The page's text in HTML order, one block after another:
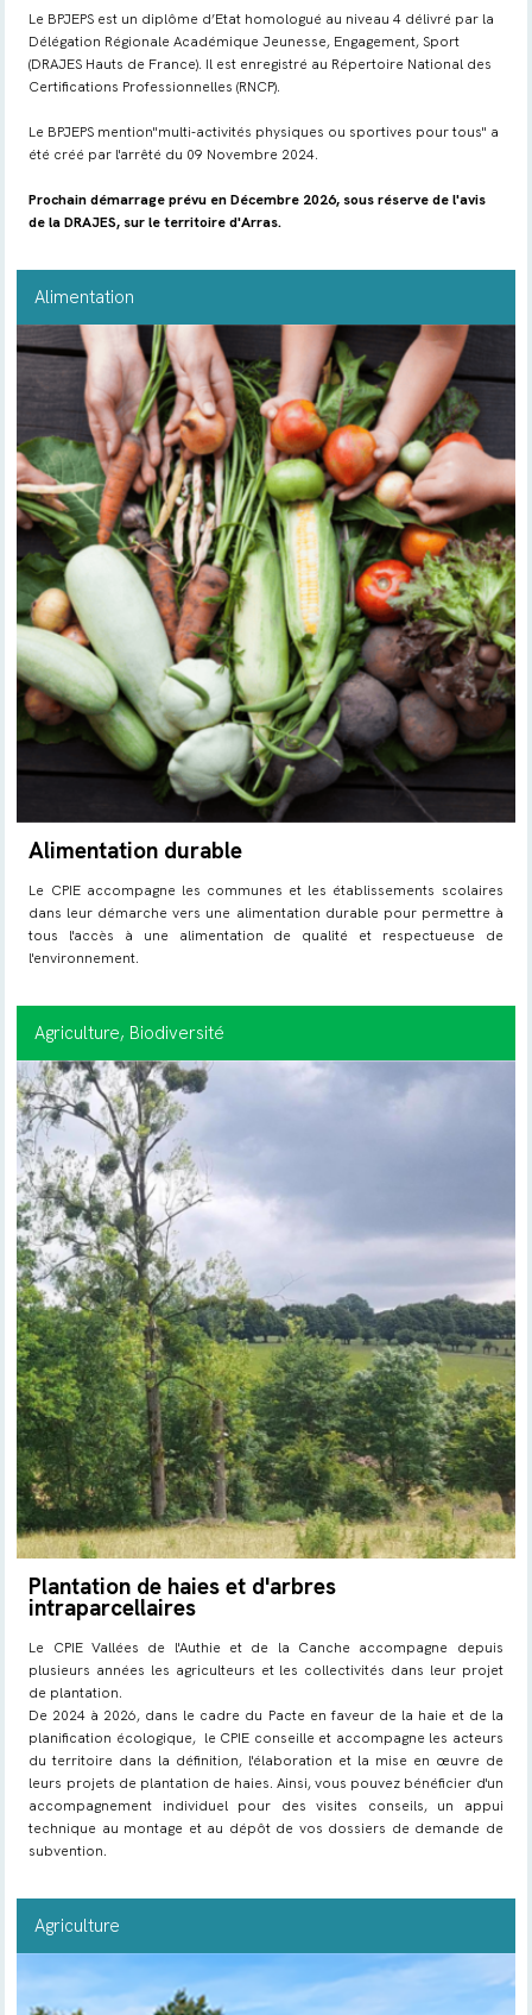
Le BPJEPS est un diplôme d’Etat homologué au niveau 4 délivré par la
Délégation Régionale Académique Jeunesse, Engagement, Sport
(DRAJES Hauts de France). Il est enregistré au Répertoire National des
Certifications Professionnelles (RNCP).
Le BPJEPS mention"multi-activités physiques ou sportives pour tous" a
été créé par l'arrêté du 09 Novembre 2024.
Prochain démarrage prévu en Décembre 2026, sous réserve de l'avis
de la DRAJES, sur le territoire d'Arras.
Alimentation
Alimentation durable
Le CPIE accompagne les communes et les établissements scolaires
dans leur démarche vers une alimentation durable pour permettre à
tous l'accès à une alimentation de qualité et respectueuse de
l'environnement.
Agriculture, Biodiversité
Plantation de haies et d'arbres
intraparcellaires
Le CPIE Vallées de l'Authie et de la Canche accompagne depuis
plusieurs années les agriculteurs et les collectivités dans leur projet
de plantation.
De 2024 à 2026, dans le cadre du Pacte en faveur de la haie et de la
planification écologique, le CPIE conseille et accompagne les acteurs
du territoire dans la définition, l'élaboration et la mise en œuvre de
leurs projets de plantation de haies. Ainsi, vous pouvez bénéficier d'un
accompagnement individuel pour des visites conseils, un appui
technique au montage et au dépôt de vos dossiers de demande de
subvention.
Agriculture